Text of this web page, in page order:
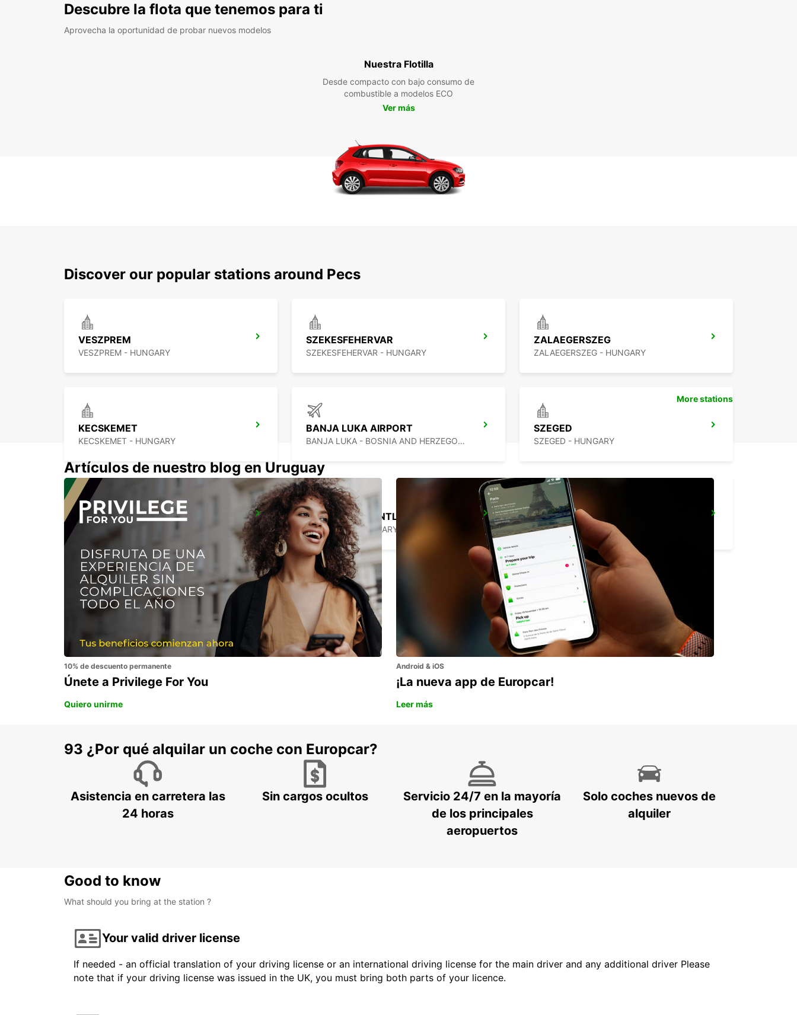
Descubre la flota que tenemos para ti
Aprovecha la oportunidad de probar nuevos modelos
Nuestra Flotilla
Desde compacto con bajo consumo de
combustible a modelos ECO
Ver más
Discover our popular stations around Pecs
VESZPREM
VESZPREM - HUNGARY
SZEKESFEHERVAR
SZEKESFEHERVAR - HUNGARY
ZALAEGERSZEG
ZALAEGERSZEG - HUNGARY
KECSKEMET
KECSKEMET - HUNGARY
BANJA LUKA AIRPORT
BANJA LUKA - BOSNIA AND HERZEGOVINA
SZEGED
SZEGED - HUNGARY
NOVI SAD
NOVI SAD - SERBIA
BUDAPEST SZENTLORINCI
BUDAPEST - HUNGARY
BUDAPEST PRIELLE
BUDAPEST - HUNGARY
More stations
Artículos de nuestro blog en Uruguay
10% de descuento permanente
Únete a Privilege For You
Quiero unirme
Android & iOS
¡La nueva app de Europcar!
Leer más
93 ¿Por qué alquilar un coche con Europcar?
Asistencia en carretera las
24 horas
Sin cargos ocultos
Servicio 24/7 en la mayoría
de los principales
aeropuertos
Solo coches nuevos de
alquiler
Good to know
What should you bring at the station ?
Your valid driver license
If needed - an official translation of your driving license or an international driving license for the main driver and any additional driver Please
note that if your driving license was issued in the UK, you must bring both parts of your licence.